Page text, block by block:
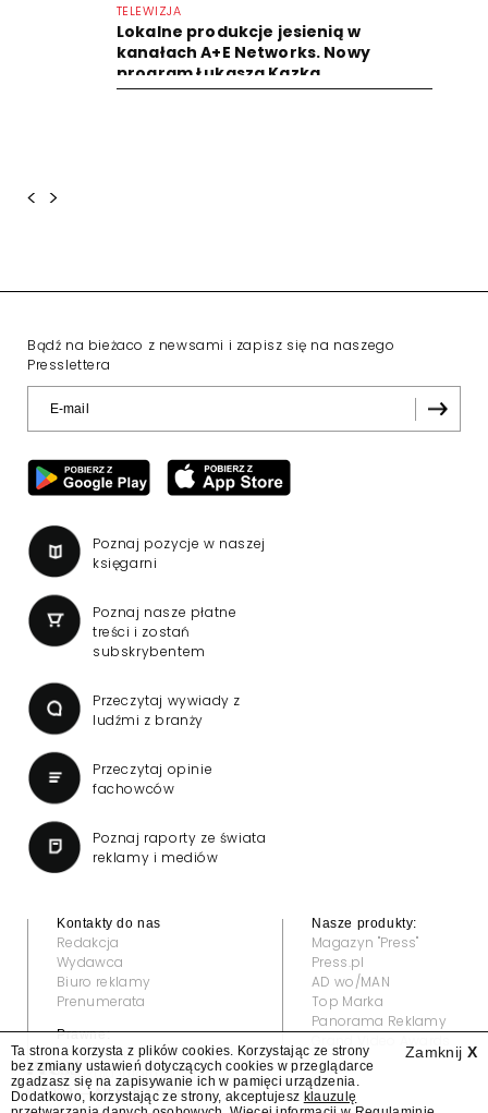
TELEWIZJA
Lokalne produkcje jesienią w
kanałach A+E Networks. Nowy
program Łukasza Kazka
< >
Bądź na bieżaco z newsami i zapisz się na naszego
Presslettera
Poznaj pozycje w naszej
księgarni
Poznaj nasze płatne
treści i zostań
subskrybentem
Przeczytaj wywiady z
ludźmi z branży
Przeczytaj opinie
fachowców
Poznaj raporty ze świata
reklamy i mediów
Kontakty do nas
Redakcja
Wydawca
Biuro reklamy
Prenumerata
Prawne:
Regulamin
Klauzula informacyjna
Nasze produkty:
Magazyn "Press"
Press.pl
AD wo/MAN
Top Marka
Panorama Reklamy
© 2022 — All rights reserved
Zamknij X
Ta strona korzysta z plików cookies. Korzystając ze strony
bez zmiany ustawień dotyczących cookies w przeglądarce
zgadzasz się na zapisywanie ich w pamięci urządzenia.
Dodatkowo, korzystając ze strony, akceptujesz klauzulę